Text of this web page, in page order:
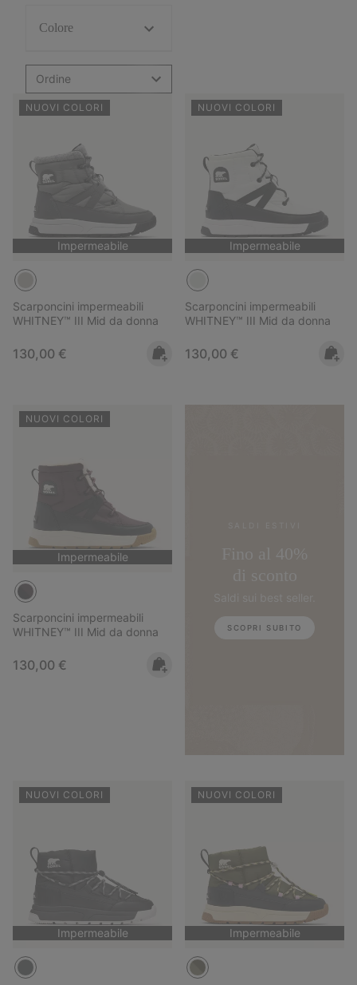
Colore
Ordine
NUOVI COLORI
Impermeabile
Scarponcini impermeabili
WHITNEY™ III Mid da donna
Regular price:
130,00 €
NUOVI COLORI
Impermeabile
Scarponcini impermeabili
WHITNEY™ III Mid da donna
Regular price:
130,00 €
NUOVI COLORI
Impermeabile
Scarponcini impermeabili
WHITNEY™ III Mid da donna
Regular price:
130,00 €
SCOPRI SUBITO
NUOVI COLORI
Impermeabile
NUOVI COLORI
Impermeabile